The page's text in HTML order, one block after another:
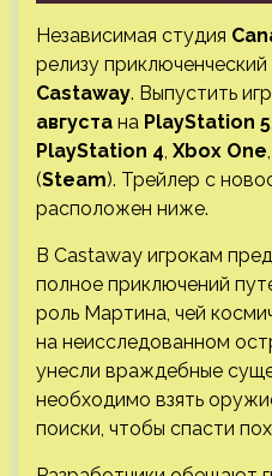
Независимая студия
релизу
Castaway. Выпустить
августа на PlayStation 5,
PlayStation 4, Xbox One,
(Steam). Трейлер с
расположен ниже.
В Castaway игрокам
полное приключений
роль Мартина, чей
на неисследованном
унесли враждебные
необходимо взять
поиски, чтобы спасти